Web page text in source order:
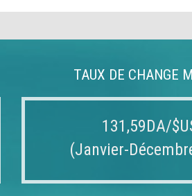
TAUX DE CHANGE
(Janvier-